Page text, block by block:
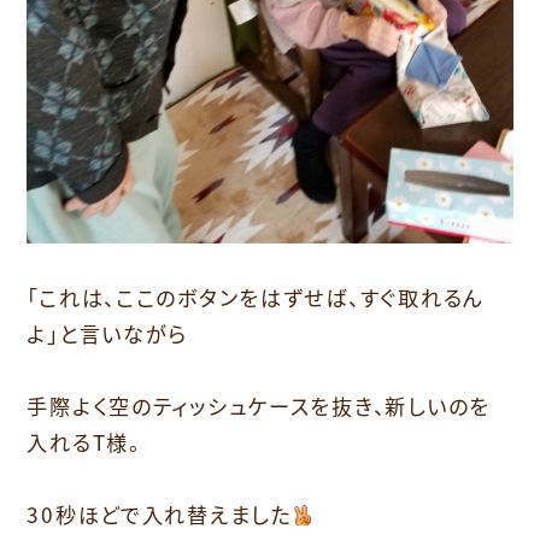
「これは、ここのボタンをはずせば、すぐ取れるん
よ」と言いながら
手際よく空のティッシュケースを抜き、新しいのを
入れるT様。
30秒ほどで入れ替えました